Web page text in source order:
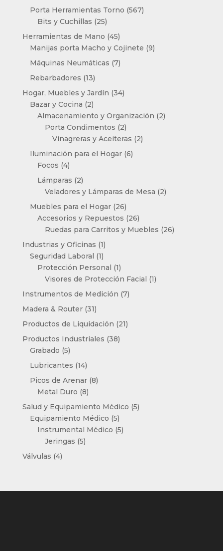
productos
Porta Herramientas Torno 567567
Bits y Cuchillas 2525
productos
Herramientas de Mano 4545
productos
Manijas porta Macho y Cojinete 99
Máquinas Neumáticas 77
Rebarbadores 1313
productos
Hogar, Muebles y Jardín 3434
Bazar y Cocina 22
productos
Almacenamiento y Organización 22
Porta Condimentos 22
productos
Vinagreras y Aceiteras 22
Iluminación para el Hogar 66
Focos 44
productos
Lámparas 22
productos
Veladores y Lámparas de Mesa 22
Muebles para el Hogar 2626
productos
Accesorios y Repuestos 2626
productos
Ruedas para Carritos y Muebles 2626
Industrias y Oficinas 11
producto
Seguridad Laboral 11
producto
Protección Personal 11
producto
Visores de Protección Facial 11
Instrumentos de Medición 77
Madera & Router 3131
productos
Productos de Liquidación 2121
Productos Industriales 3838
Grabado 55
productos
Lubricantes 1414
productos
Picos de Arenar 88
Metal Duro 88
productos
Salud y Equipamiento Médico 55
Equipamiento Médico 55
productos
Instrumental Médico 55
Jeringas 55
Válvulas 44